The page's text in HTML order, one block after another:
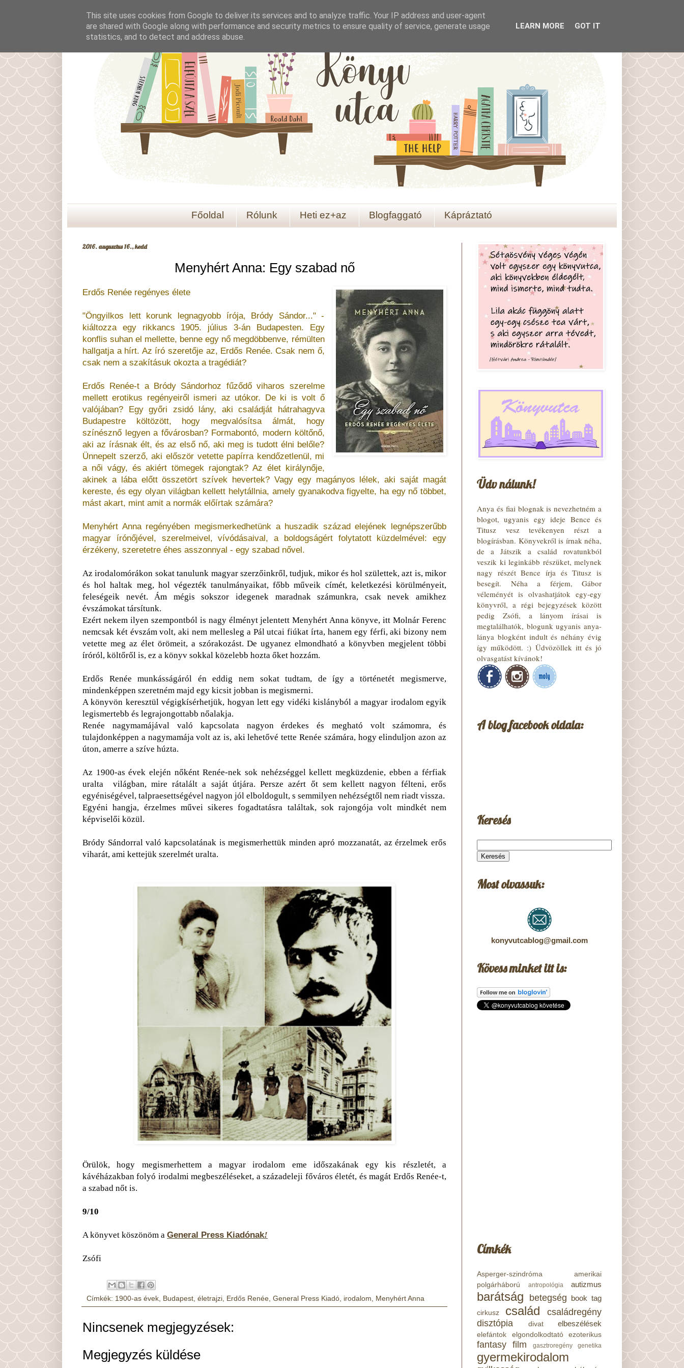
Főoldal Rólunk Heti ez+az Blogfaggató Kápráztató
2016. augusztus 16., kedd
Menyhért Anna: Egy szabad nő
Erdős Renée regényes élete
"Öngyilkos lett korunk legnagyobb írója, Bródy Sándor..." -
kiáltozza egy rikkancs 1905. július 3-án Budapesten. Egy
konflis suhan el mellette, benne egy nő megdöbbenve, rémülten
hallgatja a hírt. Az író szeretője az, Erdős Renée. Csak nem ő,
csak nem a szakításuk okozta a tragédiát?
Erdős Renée-t a Bródy Sándorhoz fűződő viharos szerelme
mellett erotikus regényeiről ismeri az utókor. De ki is volt ő
valójában? Egy győri zsidó lány, aki családját hátrahagyva
Budapestre költözött, hogy megvalósítsa álmát, hogy
színésznő legyen a fővárosban? Formabontó, modern költőnő,
aki az írásnak élt, és az első nő, aki meg is tudott élni belőle?
Ünnepelt szerző, aki először vetette papírra kendőzetlenül, mi
a női vágy, és akiért tömegek rajongtak? Az élet királynője,
akinek a lába előtt összetört szívek hevertek? Vagy egy magányos lélek, aki saját magát
kereste, és egy olyan világban kellett helytállnia, amely gyanakodva figyelte, ha egy nő többet,
mást akart, mint amit a normák előírtak számára?
Menyhért Anna regényében megismerkedhetünk a huszadik század elejének legnépszerűbb
magyar írónőjével, szerelmeivel, vívódásaival, a boldogságért folytatott küzdelmével: egy
érzékeny, szeretetre éhes asszonnyal - egy szabad nővel.
Az irodalomórákon sokat tanulunk magyar szerzőinkről, tudjuk, mikor és hol születtek, azt is, mikor
és hol haltak meg, hol végezték tanulmányaikat, főbb műveik címét, keletkezési körülményeit,
feleségeik nevét. Ám mégis sokszor idegenek maradnak számunkra, csak nevek amikhez
évszámokat társítunk.
Ezért nekem ilyen szempontból is nagy élményt jelentett Menyhért Anna könyve, itt Molnár Ferenc
nemcsak két évszám volt, aki nem mellesleg a Pál utcai fiúkat írta, hanem egy férfi, aki bizony nem
vetette meg az élet örömeit, a szórakozást. De ugyanez elmondható a könyvben megjelent többi
íróról, költőről is, ez a könyv sokkal közelebb hozta őket hozzám.
Erdős Renée munkásságáról én eddig nem sokat tudtam, de így a történetét megismerve,
mindenképpen szeretném majd egy kicsit jobban is megismerni.
A könyvön keresztül végigkísérhetjük, hogyan lett egy vidéki kislányból a magyar irodalom egyik
legismertebb és legrajongottabb nőalakja.
Renée nagymamájával való kapcsolata nagyon érdekes és megható volt számomra, és
tulajdonképpen a nagymamája volt az is, aki lehetővé tette Renée számára, hogy elinduljon azon az
úton, amerre a szíve húzta.
Az 1900-as évek elején nőként Renée-nek sok nehézséggel kellett megküzdenie, ebben a férfiak
uralta világban, mire rátalált a saját útjára. Persze azért őt sem kellett nagyon félteni, erős
egyéniségével, talpraesettségével nagyon jól elboldogult, s semmilyen nehézségtől nem riadt vissza.
Egyéni hangja, érzelmes művei sikeres fogadtatásra találtak, sok rajongója volt mindkét nem
képviselői közül.
Bródy Sándorral való kapcsolatának is megismerhettük minden apró mozzanatát, az érzelmek erős
viharát, ami kettejük szerelmét uralta.
Örülök, hogy megismerhettem a magyar irodalom eme időszakának egy kis részletét, a
kávéházakban folyó irodalmi megbeszéléseket, a századeleji főváros életét, és magát Erdős Renée-t,
a szabad nőt is.
9/10
A könyvet köszönöm a General Press Kiadónak!
Zsófi
Címkék: 1900-as évek, Budapest, életrajzi, Erdős Renée, General Press Kiadó, irodalom, Menyhért Anna
Nincsenek megjegyzések:
Megjegyzés küldése
Üdv nálunk!
Anya és fiai blognak is nevezhetném a
blogot, ugyanis egy ideje Bence és
Titusz vesz tevékenyen részt a
blogírásban. Könyvekről is írnak néha,
de a Játszik a család rovatunkból
veszik ki leginkább részüket, melynek
nagy részét Bence írja és Titusz is
besegít. Néha a férjem, Gábor
véleményét is olvashatjátok egy-egy
könyvről, a régi bejegyzések között
pedig Zsófi, a lányom írásai is
megtalálhatók, blogunk ugyanis anya-
lánya blogként indult és néhány évig
így működött. :) Üdvözöllek itt és jó
olvasgatást kívánok!
A blog facebook oldala:
Keresés
Most olvassuk:
konyvutcablog@gmail.com
Kövess minket itt is:
Címkék
Asperger-szindróma
amerikai
polgárháború
antropológia autizmus
barátság betegség book tag
cirkusz család
családregény
disztópia
divat elbeszélések
elefántok elgondolkodtató ezoterikus
fantasy film gasztroregény genetika
gyermekirodalom
This site uses cookies from Google to deliver its services and to analyze traffic. Your IP address and user-agent
are shared with Google along with performance and security metrics to ensure quality of service, generate usage
statistics, and to detect and address abuse.
LEARN MORE GOT IT